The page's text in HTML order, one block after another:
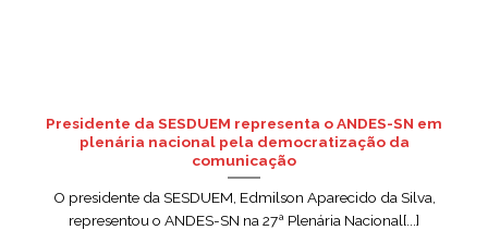
Presidente da SESDUEM representa o ANDES-SN em
plenária nacional pela democratização da
comunicação
O presidente da SESDUEM, Edmilson Aparecido da Silva,
representou o ANDES-SN na 27ª Plenária Nacional[...]